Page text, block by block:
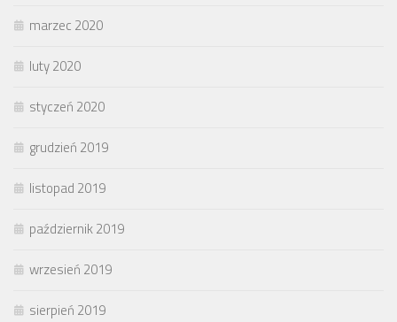
marzec 2020
luty 2020
styczeń 2020
grudzień 2019
listopad 2019
październik 2019
wrzesień 2019
sierpień 2019